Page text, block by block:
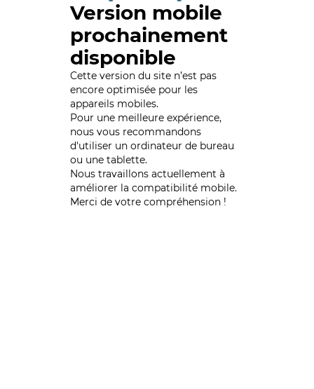
Version mobile
prochainement
disponible
Cette version du site n’est pas
encore optimisée pour les
appareils mobiles.
Pour une meilleure expérience,
nous vous recommandons
d'utiliser un ordinateur de bureau
ou une tablette.
Nous travaillons actuellement à
améliorer la compatibilité mobile.
Merci de votre compréhension !